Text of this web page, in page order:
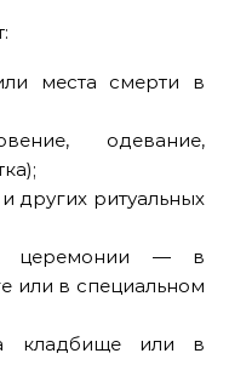
места смерти в
одевание,
других ритуальных
церемонии — в
или в специальном
кладбище или в